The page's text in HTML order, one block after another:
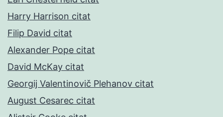
Harry Harrison citat
Filip David citat
Alexander Pope citat
David McKay citat
Georgij Valentinovič Plehanov citat
August Cesarec citat